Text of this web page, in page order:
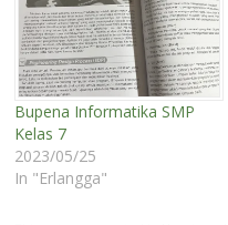
Bupena Informatika SMP
Kelas 7
2023/05/25
In "Erlangga"